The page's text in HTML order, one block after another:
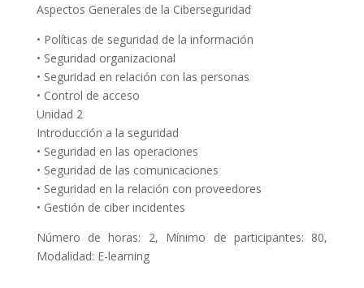
Aspectos Generales de la Ciberseguridad
• Políticas de seguridad de la información
• Seguridad organizacional
• Seguridad en relación con las personas
• Control de acceso
Unidad 2
Introducción a la seguridad
• Seguridad en las operaciones
• Seguridad de las comunicaciones
• Seguridad en la relación con proveedores
• Gestión de ciber incidentes
Número de horas: 2, Mínimo de participantes: 80,
Modalidad: E-learning